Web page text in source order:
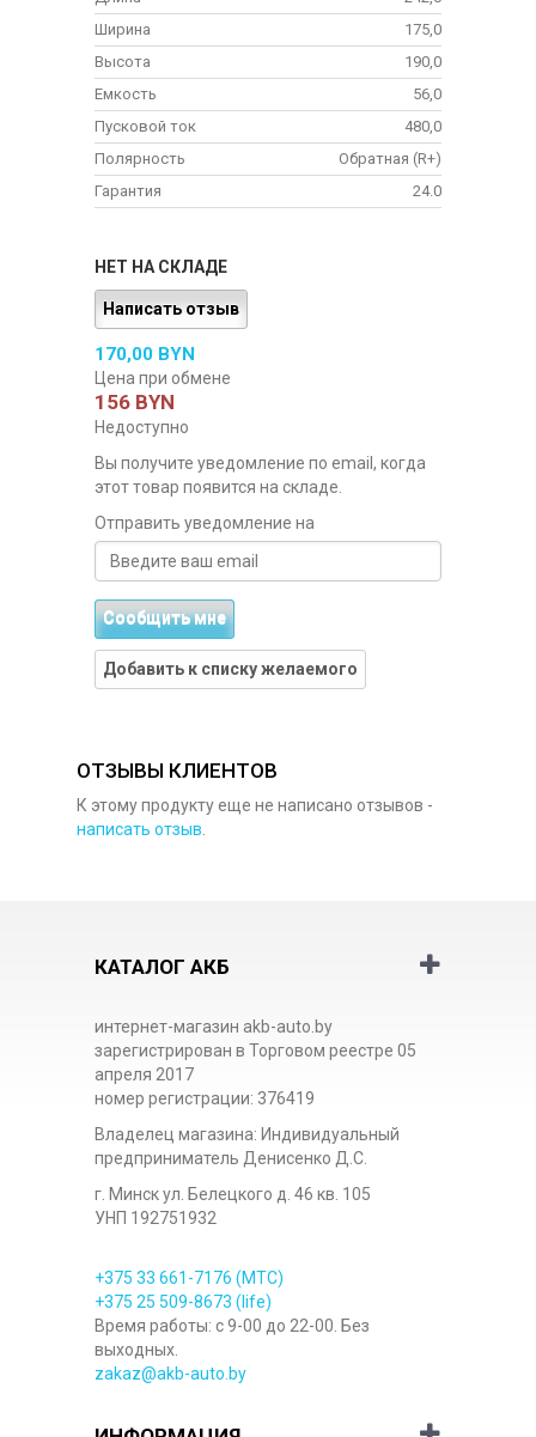
Ширина
175,0
Высота
190,0
Емкость
56,0
Пусковой ток
480,0
Полярность
Обратная (R+)
Гарантия
24.0
НЕТ НА СКЛАДЕ
Написать отзыв
170,00 BYN
Цена при обмене
156 BYN
Недоступно
Вы получите уведомление по email, когда
этот товар появится на складе.
Отправить уведомление на
Сообщить мне
Добавить к списку желаемого
ОТЗЫВЫ КЛИЕНТОВ
К этому продукту еще не написано отзывов -
написать отзыв
КАТАЛОГ АКБ
интернет-магазин akb-auto.by
зарегистрирован в Торговом реестре 05
апреля 2017
номер регистрации: 376419
Владелец магазина: Индивидуальный
предприниматель Денисенко Д.С.
г. Минск ул. Белецкого д. 46 кв. 105
УНП 192751932
+375 33 661-7176 (МТС)
+375 25 509-8673 (life)
Время работы: с 9-00 до 22-00. Без
выходных.
zakaz@akb-auto.by